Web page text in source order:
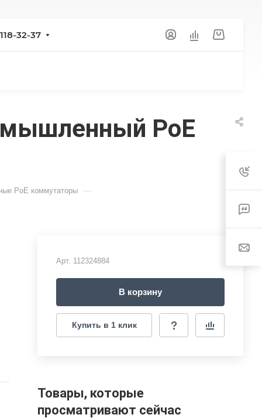
32-37
PoE
PoE коммутаторы —
Арт. 112324884
В корзину
Купить в 1 клик
Товары, которые
просматривают сейчас